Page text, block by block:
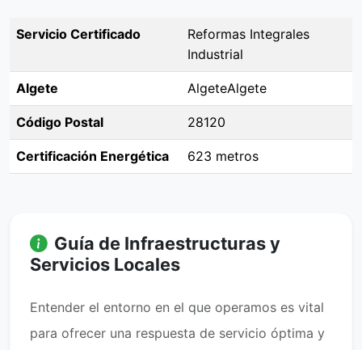
Servicio Certificado
Reformas Integrales
Industrial
Algete AlgeteAlgete
Código Postal 28120
Certificación Energética 623 metros
Guía de Infraestructuras y
Servicios Locales
Entender el entorno en el que operamos es vital
para ofrecer una respuesta de servicio óptima y